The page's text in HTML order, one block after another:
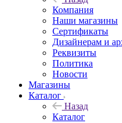
Компания
Наши магазины
Сертификаты
Дизайнерам и
Реквизиты
Политика
Новости
Магазины
Каталог
Назад
Каталог